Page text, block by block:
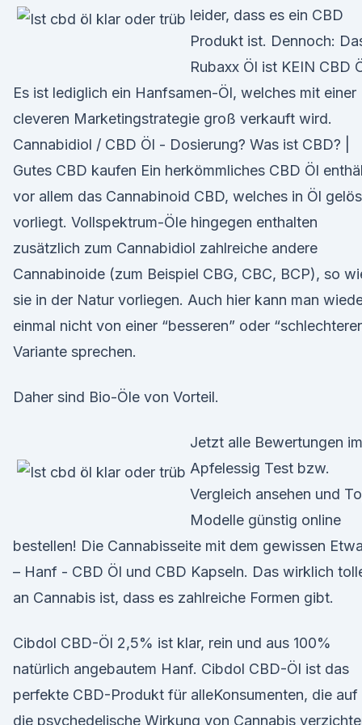
leider, dass es ein CBD
Produkt ist. Dennoch:
Rubaxx Öl ist KEIN CBD
Es ist lediglich ein Hanfsamen-Öl, welches mit einer
cleveren Marketingstrategie groß verkauft wird.
Cannabidiol / CBD Öl - Dosierung? Was ist CBD? |
Gutes CBD kaufen Ein herkömmliches CBD Öl
vor allem das Cannabinoid CBD, welches in Öl
vorliegt. Vollspektrum-Öle hingegen enthalten
zusätzlich zum Cannabidiol zahlreiche andere
Cannabinoide (zum Beispiel CBG, CBC, BCP), so
sie in der Natur vorliegen. Auch hier kann man
einmal nicht von einer “besseren” oder
Variante sprechen.
Daher sind Bio-Öle von Vorteil.
Jetzt alle Bewertungen im
Apfelessig Test bzw.
Vergleich ansehen und
Modelle günstig online
bestellen! Die Cannabisseite mit dem gewissen
– Hanf - CBD Öl und CBD Kapseln. Das wirklich
an Cannabis ist, dass es zahlreiche Formen gibt.
Cibdol CBD-Öl 2,5% ist klar, rein und aus 100%
natürlich angebautem Hanf. Cibdol CBD-Öl ist das
perfekte CBD-Produkt für alleKonsumenten, die auf
die psychedelische Wirkung von Cannabis